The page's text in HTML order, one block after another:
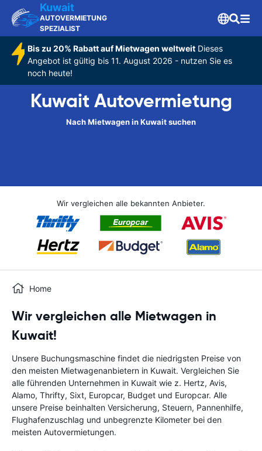
Kuwait
AUTOVERMIETUNG
SPEZIALIST
Bis zu 20% Rabatt auf Mietwagen weltweitDieses
Angebot ist gültig bis 11. August 2026 - nutzen Sie es
noch heute!
Kuwait Autovermietung
Nach Mietwagen in Kuwait suchen
Wir vergleichen alle bekannten Anbieter.
Home
Wir vergleichen alle Mietwagen in
Kuwait!
Unsere Buchungsmaschine findet die niedrigsten Preise von
den meisten Mietwagenanbietern in Kuwait. Vergleichen Sie
alle führenden Unternehmen in Kuwait wie z. Hertz, Avis,
Alamo, Thrifty, Sixt, Europcar, Budget und Europcar. Alle
unsere Preise beinhalten Versicherung, Steuern, Pannenhilfe,
Flughafenzuschlag und unbegrenzte Kilometer bei den
meisten Autovermietungen.